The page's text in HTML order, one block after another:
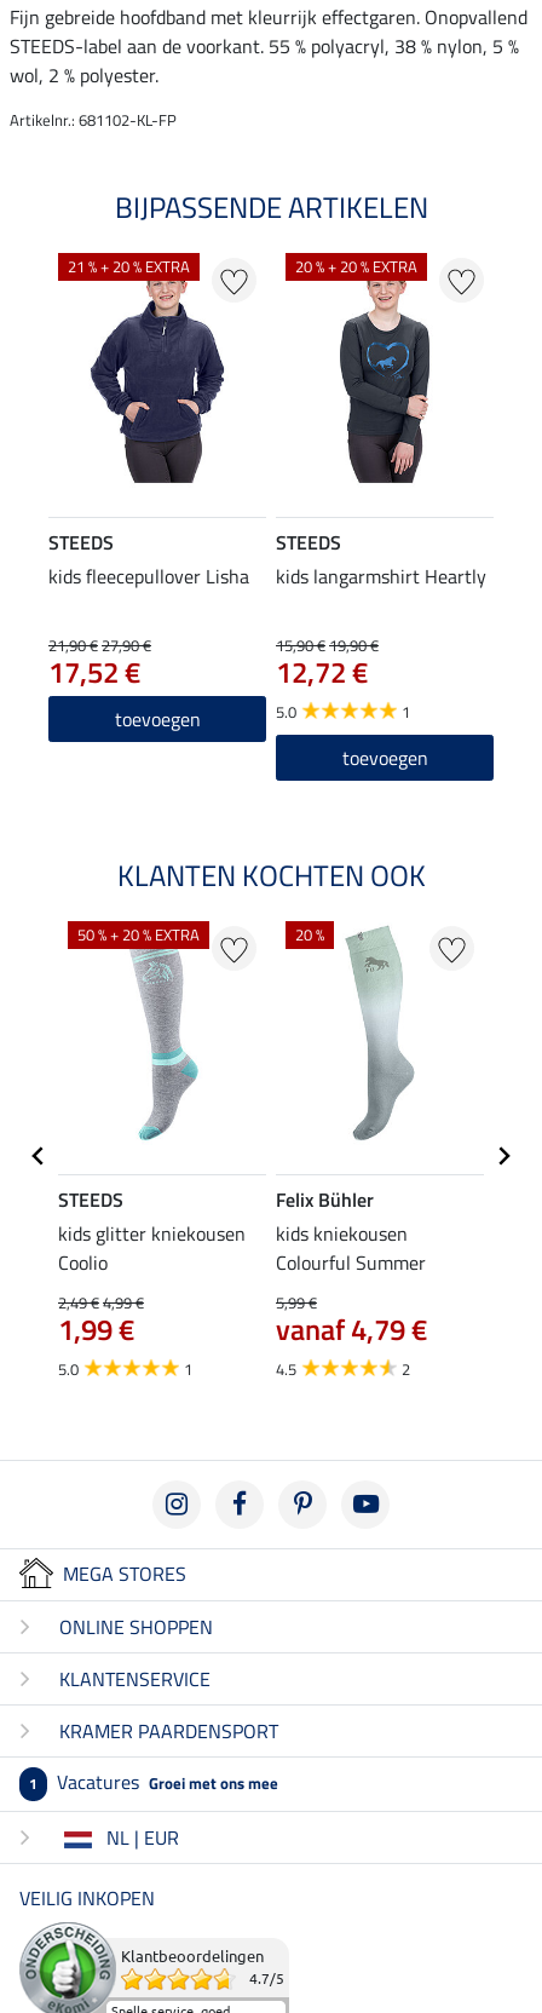
Fijn gebreide hoofdband met kleurrijk effectgaren. Onopvallend
STEEDS-label aan de voorkant. 55 % polyacryl, 38 % nylon, 5 %
wol, 2 % polyester.
Artikelnr.: 681102-KL-FP
BIJPASSENDE ARTIKELEN
21 % + 20 % EXTRA
STEEDS
kids fleecepullover Lisha
21,90 €27,90 €
17,52 €
toevoegen
20 % + 20 % EXTRA
STEEDS
kids langarmshirt Heartly
15,90 €19,90 €
12,72 €
5.0 1
toevoegen
KLANTEN KOCHTEN OOK
50 % + 20 % EXTRA
STEEDS
kids glitter kniekousen
Coolio
2,49 €4,99 €
1,99 €
5.0 1
20 %
Felix Bühler
kids kniekousen
Colourful Summer
5,99 €
vanaf 4,79 €
4.5 2
MEGA STORES
ONLINE SHOPPEN
KLANTENSERVICE
KRAMER PAARDENSPORT
1 Vacatures Groei met ons mee
NL | EUR
VEILIG INKOPEN
Klantbeoordelingen
4.7/5